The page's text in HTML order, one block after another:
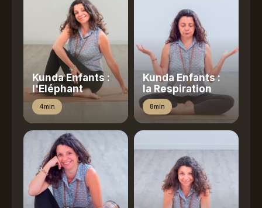
Kunda Enfants :
l'Eléphant
4min
Kunda Enfants :
la Respiration
8min